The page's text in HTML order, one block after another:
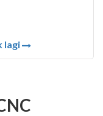
lagi